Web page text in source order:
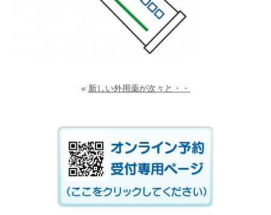
« 新しい外用薬が次々と・・